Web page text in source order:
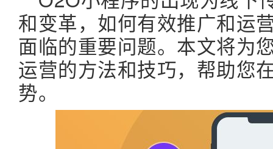
和变革，如何有效推广和运
面临的重要问题。本文将为
运营的方法和技巧，帮助您
势。